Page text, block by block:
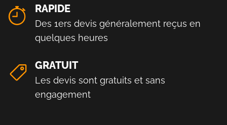
RAPIDE
Des 1ers devis généralement reçus en
quelques heures
GRATUIT
Les devis sont gratuits et sans
engagement